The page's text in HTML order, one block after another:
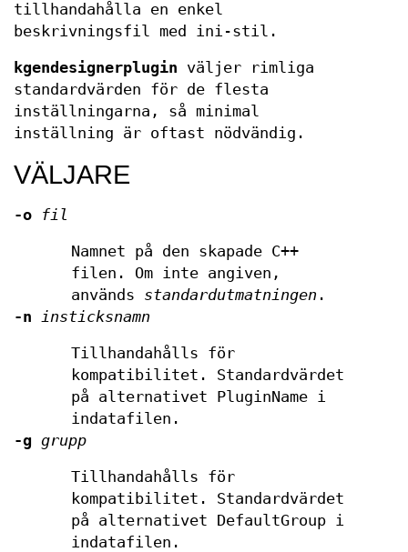
tillhandahålla en enkel
beskrivningsfil med ini-stil.
kgendesignerplugin väljer rimliga
standardvärden för de flesta
inställningarna, så minimal
inställning är oftast nödvändig.
VÄLJARE
-o fil
Namnet på den skapade C++
filen. Om inte angiven,
används standardutmatningen .
-n insticksnamn
Tillhandahålls för
kompatibilitet. Standardvärdet
på alternativet PluginName i
indatafilen.
-g grupp
Tillhandahålls för
kompatibilitet. Standardvärdet
på alternativet DefaultGroup i
indatafilen.